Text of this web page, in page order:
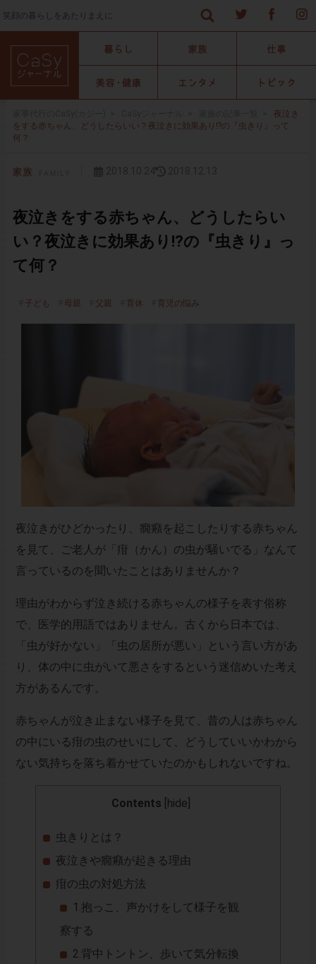
笑顔の暮らしをあたりまえに
夜泣き
をする赤ちゃん、どうしたらいい？夜泣きに効果あり!?の『虫きり』って
何？
夜泣きをする赤ちゃん、どうしたらい
い？夜泣きに効果あり!?の『虫きり』っ
て何？
子ども 母親 父親 育休 育児の悩み
夜泣きがひどかったり、癇癪を起こしたりする赤ちゃん
を見て、ご老人が「疳（かん）の虫が騒いでる」なんて
言っているのを聞いたことはありませんか？
理由がわからず泣き続ける赤ちゃんの様子を表す俗称
で、医学的用語ではありません。古くから日本では、
「虫が好かない」「虫の居所が悪い」という言い方があ
り、体の中に虫がいて悪さをするという迷信めいた考え
方があるんです。
赤ちゃんが泣き止まない様子を見て、昔の人は赤ちゃん
の中にいる疳の虫のせいにして、どうしていいかわから
ない気持ちを落ち着かせていたのかもしれないですね。
Contents hide
虫きりとは？
夜泣きや癇癪が起きる理由
疳の虫の対処方法
1.抱っこ、声かけをして様子を観
察する
2.背中トントン、歩いて気分転換